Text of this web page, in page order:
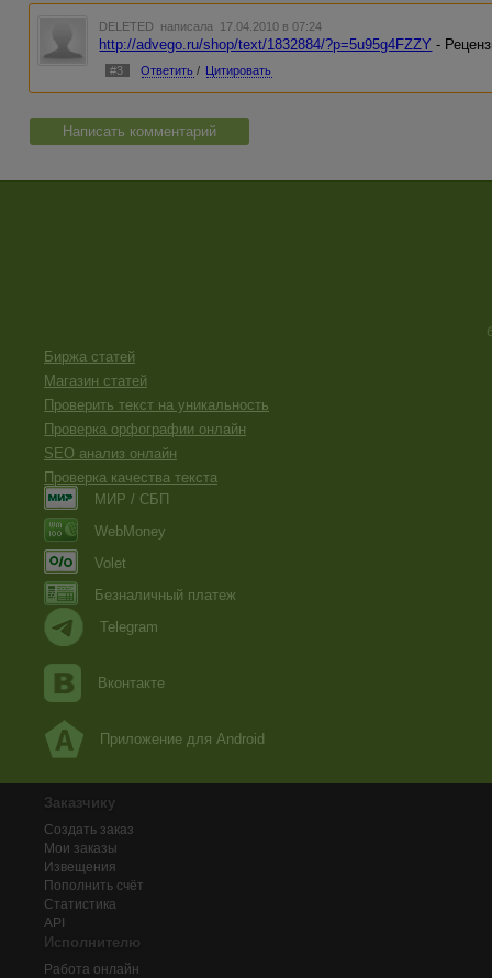
DELETED написала 17.04.2010 в 07:24
http://advego.ru/shop/text/1832884/?p=5u95g4FZZY -
#3 Ответить / Цитировать
Написать комментарий
Биржа статей
Магазин статей
Проверить текст на уникальность
Проверка орфографии онлайн
SEO анализ онлайн
Проверка качества текста
МИР / СБП
WebMoney
Volet
Безналичный платеж
Telegram
Вконтакте
Приложение для Android
Заказчику
Создать заказ
Мои заказы
Извещения
Пополнить счёт
Статистика
API
Исполнителю
Работа онлайн